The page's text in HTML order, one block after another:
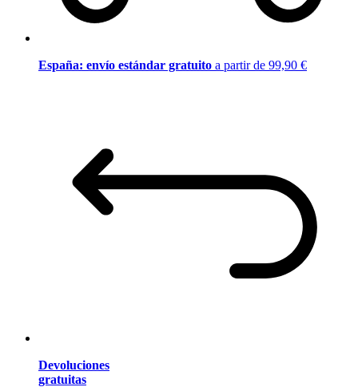
España: envío estándar gratuito a partir de 99,90 €
Devoluciones
gratuitas